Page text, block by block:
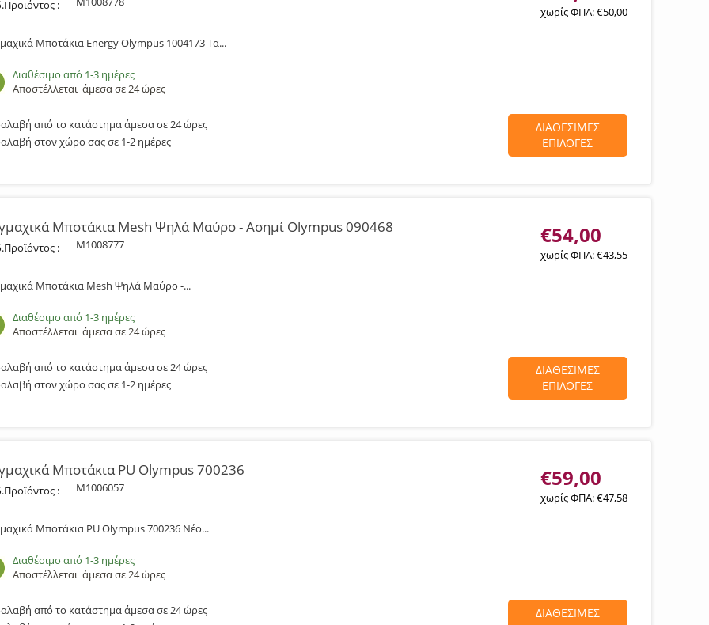
: χωρίς ΦΠΑ:€50,00
Μποτάκια Energy Olympus 1004173 Τα...
Διαθέσιμο από 1-3 ημέρες
Αποστέλλεταιάμεσα σε 24 ώρες
από το κατάστημα άμεσα σε 24 ώρες
στον χώρο σας σε 1-2 ημέρες
ΔΙΑΘΕΣΙΜΕΣ
ΕΠΙΛΟΓΕΣ
Μποτάκια Mesh Ψηλά Μαύρο - Ασημί Olympus 090468
: M1008777 €54,00
χωρίς ΦΠΑ:€43,55
Μποτάκια Mesh Ψηλά Μαύρο -...
Διαθέσιμο από 1-3 ημέρες
Αποστέλλεταιάμεσα σε 24 ώρες
από το κατάστημα άμεσα σε 24 ώρες
στον χώρο σας σε 1-2 ημέρες
ΔΙΑΘΕΣΙΜΕΣ
ΕΠΙΛΟΓΕΣ
Μποτάκια PU Olympus 700236
: M1006057 €59,00
χωρίς ΦΠΑ:€47,58
Μποτάκια PU Olympus 700236 Νέο...
Διαθέσιμο από 1-3 ημέρες
Αποστέλλεταιάμεσα σε 24 ώρες
από το κατάστημα άμεσα σε 24 ώρες
ΔΙΑΘΕΣΙΜΕΣ